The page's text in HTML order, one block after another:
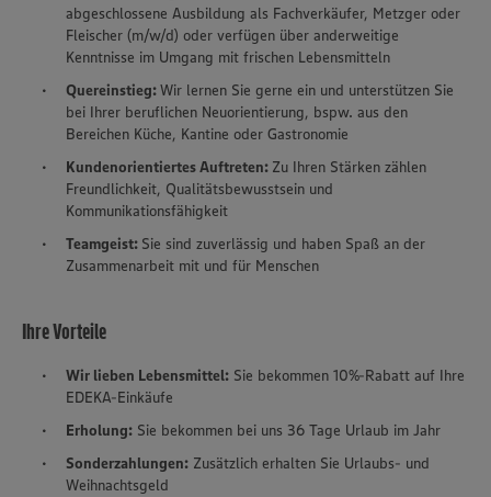
abgeschlossene Ausbildung als Fachverkäufer, Metzger oder
Fleischer (m/w/d) oder verfügen über anderweitige
Kenntnisse im Umgang mit frischen Lebensmitteln
Quereinstieg:Wir lernen Sie gerne ein und unterstützen Sie
bei Ihrer beruflichen Neuorientierung, bspw. aus den
Bereichen Küche, Kantine oder Gastronomie
Kundenorientiertes Auftreten: Zu Ihren Stärken zählen
Freundlichkeit, Qualitätsbewusstsein und
Kommunikationsfähigkeit
Teamgeist: Sie sind zuverlässig und haben Spaß an der
Zusammenarbeit mit und für Menschen
Ihre Vorteile
Wir lieben Lebensmittel: Sie bekommen 10%-Rabatt auf Ihre
EDEKA-Einkäufe
Erholung: Sie bekommen bei uns 36 Tage Urlaub im Jahr
Sonderzahlungen: Zusätzlich erhalten Sie Urlaubs- und
Weihnachtsgeld